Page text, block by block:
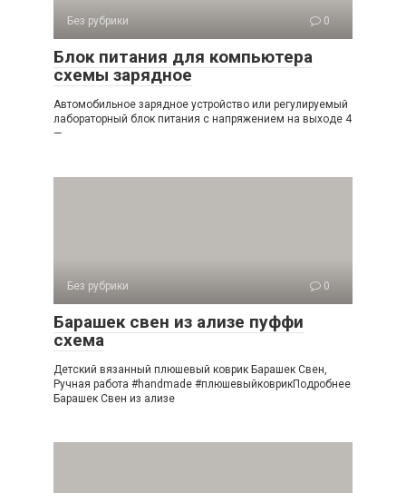
Без рубрики 0
Блок питания для компьютера
схемы зарядное
Автомобильное зарядное устройство или регулируемый
лабораторный блок питания с напряжением на выходе 4
—
Без рубрики 0
Барашек свен из ализе пуффи
схема
Детский вязанный плюшевый коврик Барашек Свен,
Ручная работа #handmade #плюшевыйковрикПодробнее
Барашек Свен из ализе